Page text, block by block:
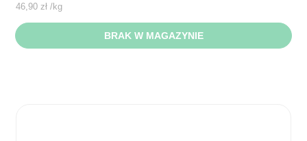
46,90 zł /kg
BRAK W MAGAZYNIE